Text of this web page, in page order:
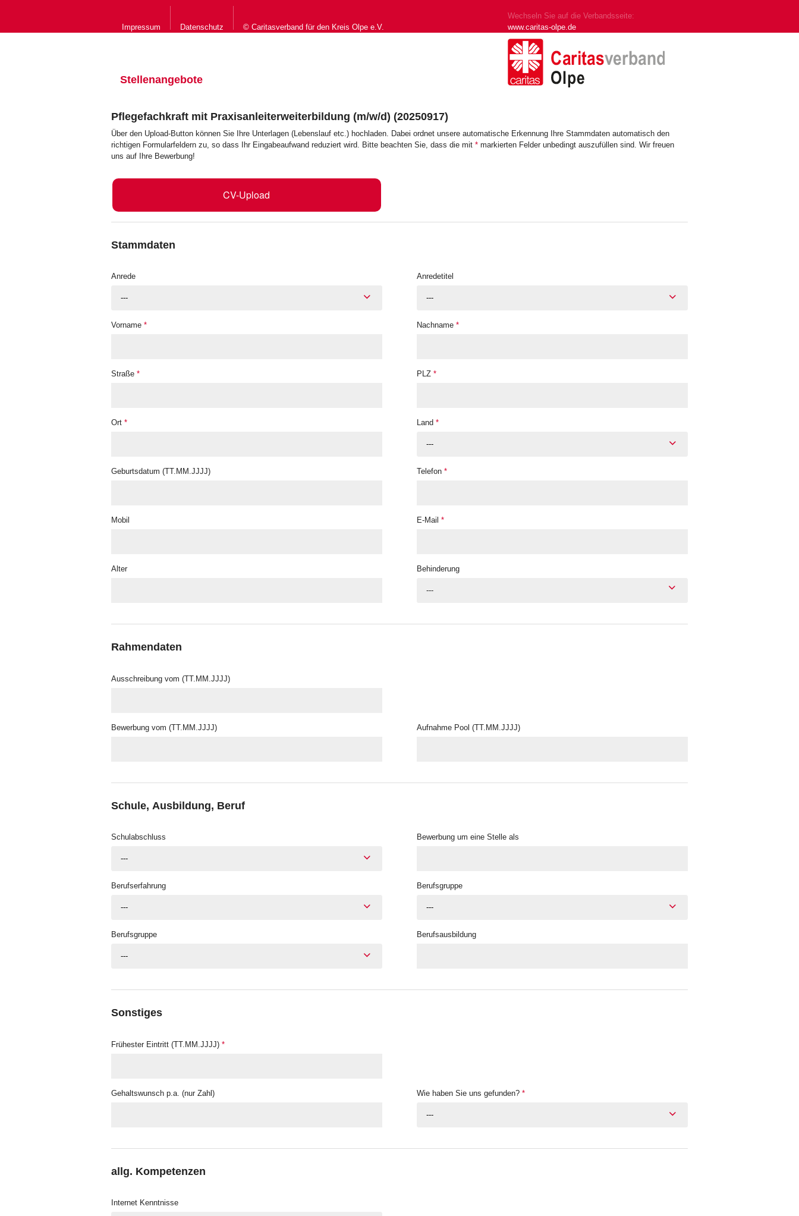
Impressum Datenschutz © Caritasverband für den Kreis Olpe e.V.
Wechseln Sie auf die Verbandsseite:
www.caritas-olpe.de
Stellenangebote
Pflegefachkraft mit Praxisanleiterweiterbildung (m/w/d) (20250917)
Über den Upload-Button können Sie Ihre Unterlagen (Lebenslauf etc.) hochladen. Dabei ordnet unsere automatische Erkennung Ihre Stammdaten automatisch den
richtigen Formularfeldern zu, so dass Ihr Eingabeaufwand reduziert wird. Bitte beachten Sie, dass die mit * markierten Felder unbedingt auszufüllen sind. Wir freuen
uns auf Ihre Bewerbung!
CV-Upload
Stammdaten
Anrede
---
Anredetitel
---
Vorname * Nachname*
Straße * PLZ*
Ort * Land*
---
Geburtsdatum (TT.MM.JJJJ) Telefon*
Mobil E-Mail*
Alter Behinderung
---
Rahmendaten
Ausschreibung vom (TT.MM.JJJJ)
Bewerbung vom (TT.MM.JJJJ) Aufnahme Pool (TT.MM.JJJJ)
Schule, Ausbildung, Beruf
Schulabschluss
---
Bewerbung um eine Stelle als
Berufserfahrung
---
Berufsgruppe
---
Berufsgruppe
---
Berufsausbildung
Sonstiges
Frühester Eintritt (TT.MM.JJJJ) *
Gehaltswunsch p.a. (nur Zahl) Wie haben Sie uns gefunden?*
---
allg. Kompetenzen
Internet Kenntnisse